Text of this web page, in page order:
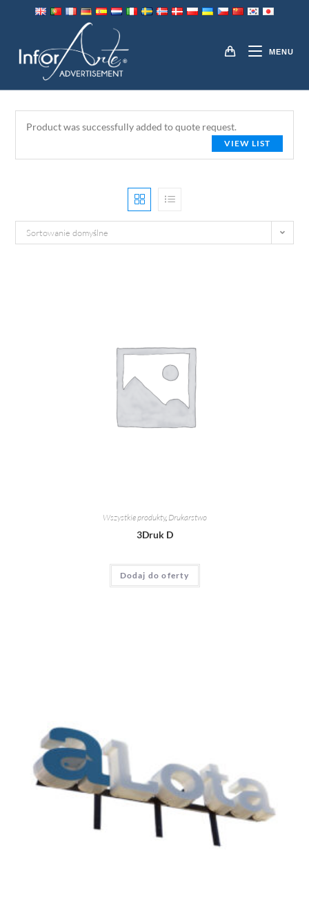
MENU
WSZYSTKIE PRODUKTY
Product was successfully added to quote request.
VIEW LIST
Sortowanie domyślne
Wszystkie produkty, Drukarstwo
3Druk D
Dodaj do oferty